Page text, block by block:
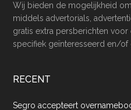
Wij bieden de mogelijkheid
middels advertorials,
gratis extra persberichten
specifiek geïnteresseerd en/of
RECENT
Segro accepteert